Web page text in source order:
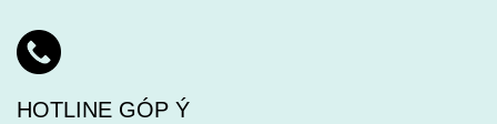
HOTLINE GÓP Ý